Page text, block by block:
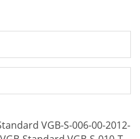
VGB-S-006-00-2012-